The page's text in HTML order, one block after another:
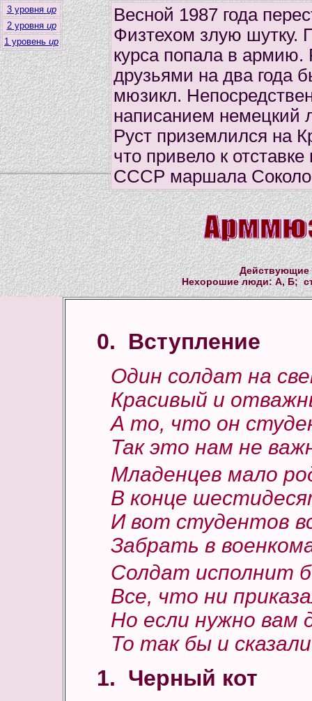
3 уровня up
2 уровня up
1 уровень up
Весной 1987 года
Физтехом злую шутку.
курса попала в армию.
друзьями на два года
мюзикл.
написанием немецкий
Руст приземлился на
что привело к
СССР маршала
Действующие
Нехорошие люди: А, Б;
0. Вступление
Один солдат на
Красивый и
А то, что он
Так это нам не
Младенцев мало
В конце
И вот студентов
Забрать в
Солдат исполнит
Все, что ни
Но если нужно вам
То так бы и
1. Черный кот